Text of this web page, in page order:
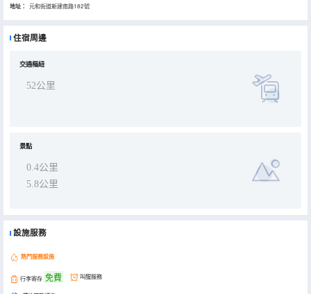
地址： 元和街道新建南路182號
住宿周邊
交通樞紐
52公里
景點
0.4公里
5.8公里
設施服務
熱門服務設施
行李寄存 免費 叫醒服務